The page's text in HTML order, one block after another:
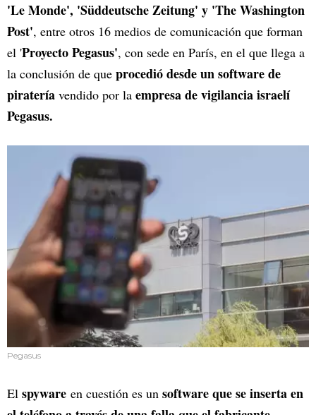
'Le Monde', 'Süddeutsche Zeitung' y 'The Washington
Post', entre otros 16 medios de comunicación que forman
el 'Proyecto Pegasus', con sede en París, en el que llega a
la conclusión de que procedió desde un software de
piratería vendido por la empresa de vigilancia israelí
Pegasus.
Pegasus
El spyware en cuestión es un software que se inserta en